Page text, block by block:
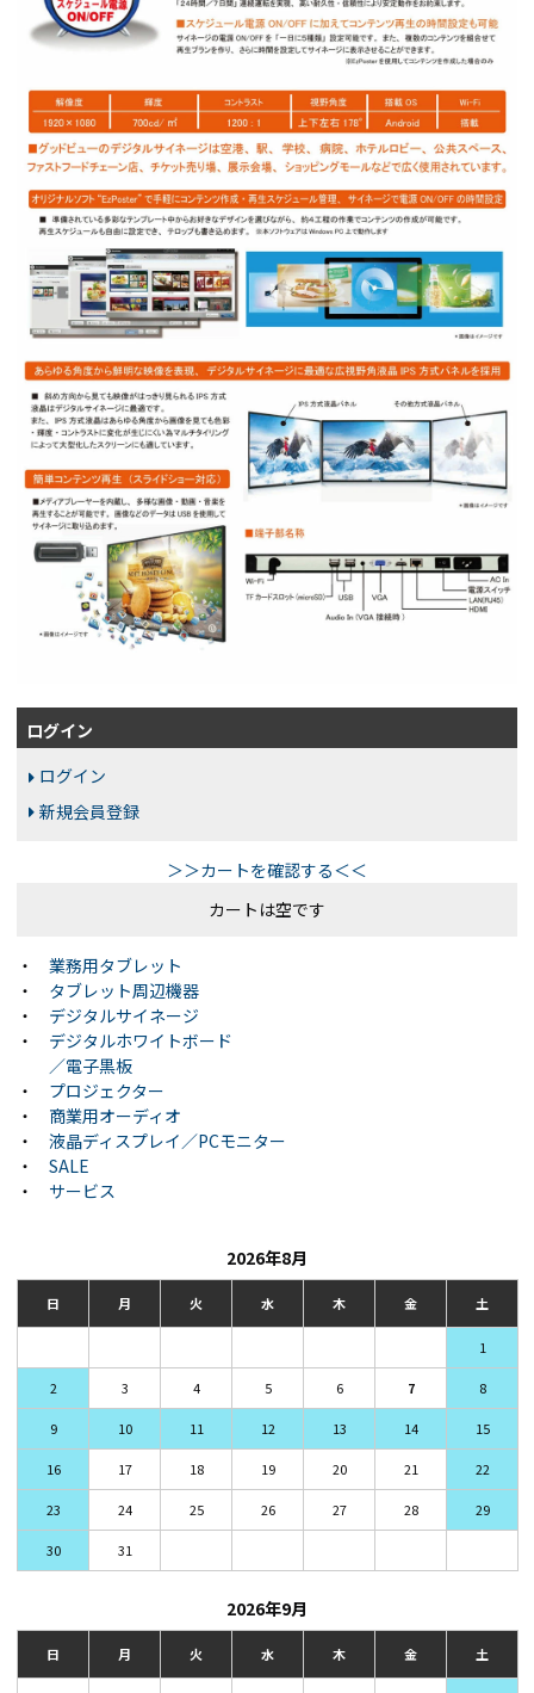
ログイン
ログイン
新規会員登録
＞＞カートを確認する＜＜
カートは空です
・
業務用タブレット
・
タブレット周辺機器
・
デジタルサイネージ
・
デジタルホワイトボード
／電子黒板
・
プロジェクター
・
商業用オーディオ
・
液晶ディスプレイ／PCモニター
・
SALE
・
サービス
2026年8月
日 月 火 水 木 金 土
1
2 3 4 5 6 7 8
9 10 11 12 13 14 15
16 17 18 19 20 21 22
23 24 25 26 27 28 29
30 31
2026年9月
日 月 火 水 木 金 土